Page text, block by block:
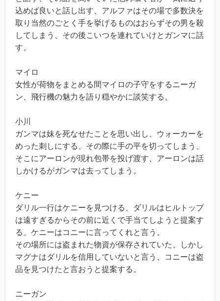
込めば良いと話し出す、アルファはその場で多数決を
取り当然のごとく手を挙げるものはおらずその男を殺
してしまう、その後こいつを連れていけとガンマに話
す。
マイロ
女性が荷物をまとめる間マイロの子守をするニーガ
ン、飛行機の魅力を語り穏やかに談笑する。
小川
ガンマは妹を死なせたことを思い出し、ウォーカーを
めった刺しにする、その際に手の平を切ってしまう、
そこにアーロンが現れ包帯を投げ渡す、アーロンは話
しかけるがガンマは去ってしまう。
ケニー
ダリル一行はケニーを見つける、ダリルはヒルトップ
は遠すぎるからその前に近くで手当てしようと提案す
る、ケニーはコニーに言ってくれと言う。
その場所には盗まれた物資が保存されていた、しかし
マグナはダリルを信用していないと言う、コニーは盗
品を見つけたと言おうと提案する。
ニーガン